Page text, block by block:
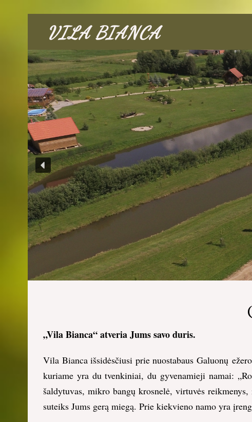
VILA BIANCA
„Vila Bianca“ atveria Jums savo duris.
Vila Bianca išsidėsčiusi prie nuostabaus Galuonų
kuriame yra du tvenkiniai, du gyvenamieji namai:
šaldytuvas, mikro bangų krosnelė, virtuvės
suteiks Jums gerą miegą. Prie kiekvieno namo yra